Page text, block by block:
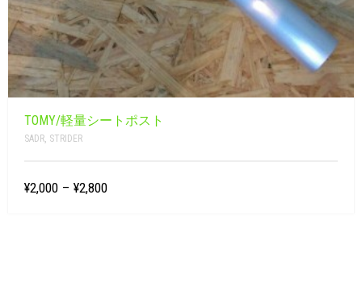
TOMY/軽量シートポスト
SADR, STRIDER
¥2,000 – ¥2,800